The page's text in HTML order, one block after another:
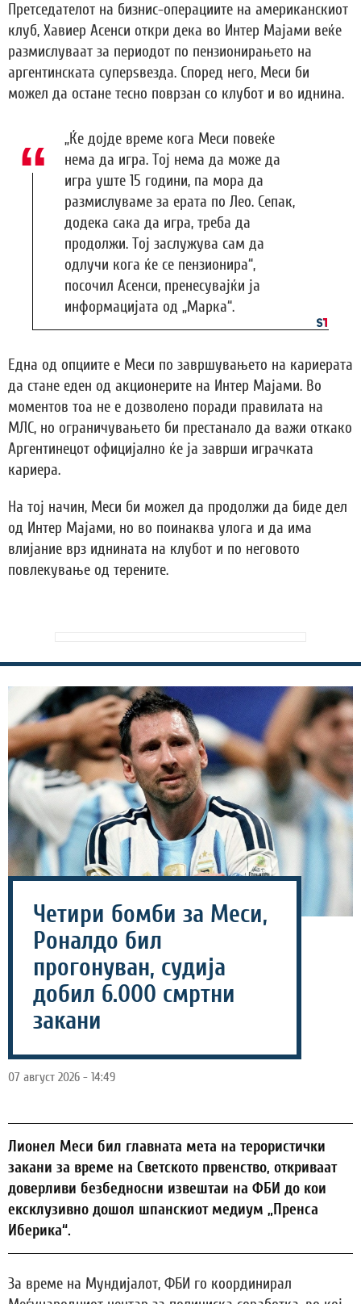
Претседателот на бизнис-операциите на американскиот
клуб, Хавиер Асенси откри дека во Интер Мајами веќе
размислуваат за периодот по пензионирањето на
аргентинската суперѕвезда. Според него, Меси би
можел да остане тесно поврзан со клубот и во иднина.
„Ќе дојде време кога Меси повеќе
нема да игра. Тој нема да може да
игра уште 15 години, па мора да
размислуваме за ерата по Лео. Сепак,
додека сака да игра, треба да
продолжи. Тој заслужува сам да
одлучи кога ќе се пензионира“,
посочил Асенси, пренесувајќи ја
информацијата од „Марка“.
Една од опциите е Меси по завршувањето на кариерата
да стане еден од акционерите на Интер Мајами. Во
моментов тоа не е дозволено поради правилата на
МЛС, но ограничувањето би престанало да важи откако
Аргентинецот официјално ќе ја заврши играчката
кариера.
На тој начин, Меси би можел да продолжи да биде дел
од Интер Мајами, но во поинаква улога и да има
влијание врз иднината на клубот и по неговото
повлекување од терените.
Четири бомби за Меси,
Роналдо бил
прогонуван, судија
добил 6.000 смртни
закани
07 август 2026 - 14:49
Лионел Меси бил главната мета на терористички
закани за време на Светското првенство, откриваат
доверливи безбедносни извештаи на ФБИ до кои
ексклузивно дошол шпанскиот медиум „Пренса
Иберика“.
За време на Мундијалот, ФБИ го координирал